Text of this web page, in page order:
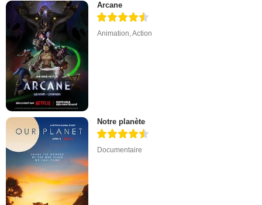
Arcane
Animation,Action
Notre planète
Documentaire